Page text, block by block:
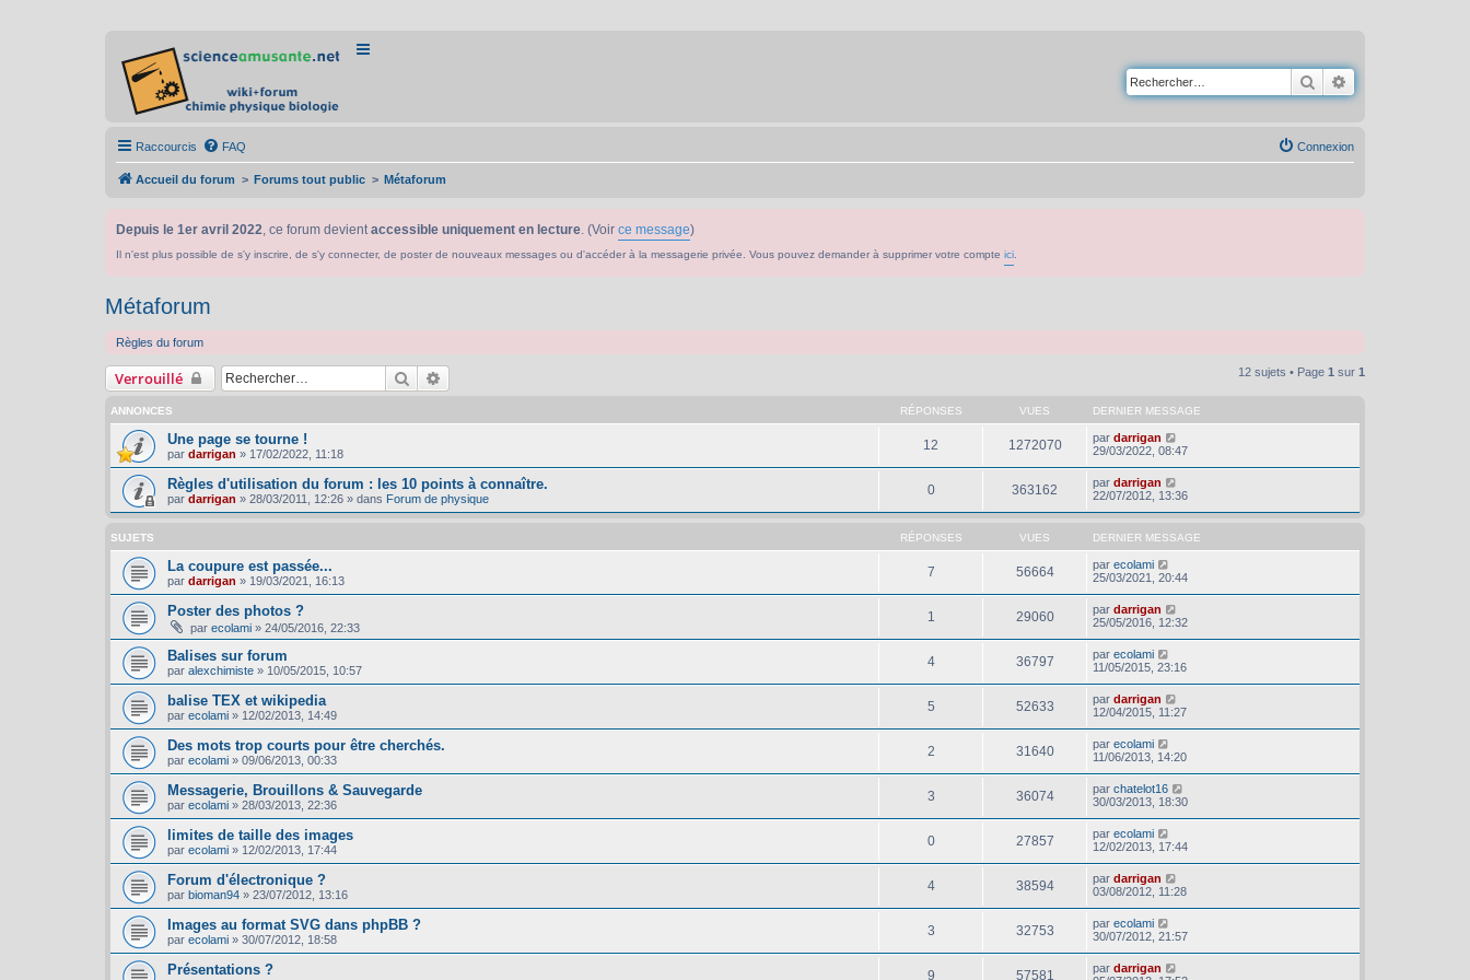
Rechercher
Raccourcis FAQ Connexion
Accueil du forum Forums tout public Métaforum
Depuis le 1er avril 2022, ce forum devientaccessible uniquement en lecture. (Voir ce message)
Il n'est plus possible de s'y inscrire, de s'y connecter, de poster de nouveaux messages ou d'accéder à la messagerie privée. Vous pouvez demander à supprimer votre compte ici
Métaforum
Règles du forum
Verrouillé Rechercher 12 sujets • Page 1 sur 1
ANNONCES RÉPONSES VUES DERNIER MESSAGE
Une page se tourne !
par darrigan » 17/02/2022, 11:18
12 1272070 par darrigan
29/03/2022, 08:47
Règles d'utilisation du forum : les 10 points à connaître.
par darrigan » 28/03/2011, 12:26 » dans Forum de physique
0 363162 par darrigan
22/07/2012, 13:36
SUJETS RÉPONSES VUES DERNIER MESSAGE
La coupure est passée...
par darrigan » 19/03/2021, 16:13
7 56664 par ecolami
25/03/2021, 20:44
Poster des photos ?
par ecolami » 24/05/2016, 22:33
1 29060 par darrigan
25/05/2016, 12:32
Balises sur forum
par alexchimiste » 10/05/2015, 10:57
4 36797 par ecolami
11/05/2015, 23:16
balise TEX et wikipedia
par ecolami » 12/02/2013, 14:49
5 52633 par darrigan
12/04/2015, 11:27
Des mots trop courts pour être cherchés.
par ecolami » 09/06/2013, 00:33
2 31640 par ecolami
11/06/2013, 14:20
Messagerie, Brouillons & Sauvegarde
par ecolami » 28/03/2013, 22:36
3 36074 par chatelot16
30/03/2013, 18:30
limites de taille des images
par ecolami » 12/02/2013, 17:44
0 27857 par ecolami
12/02/2013, 17:44
Forum d'électronique ?
par bioman94 » 23/07/2012, 13:16
4 38594 par darrigan
03/08/2012, 11:28
Images au format SVG dans phpBB ?
par ecolami » 30/07/2012, 18:58
3 32753 par ecolami
30/07/2012, 21:57
Présentations ? 9 57581 par darrigan